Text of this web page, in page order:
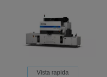
Vista rapida